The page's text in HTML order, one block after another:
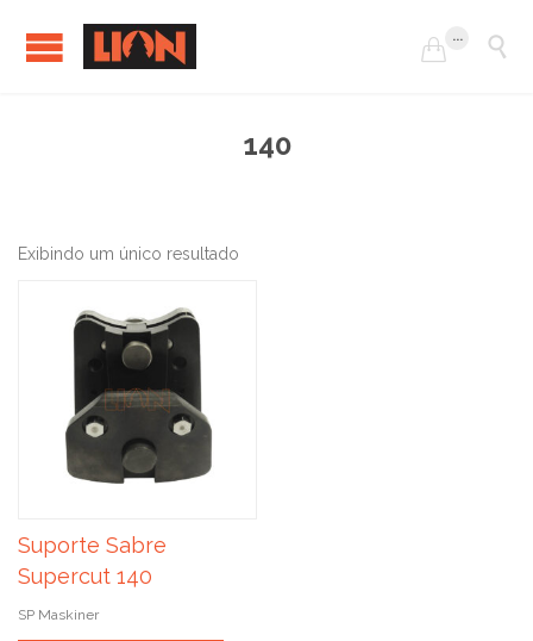

... 
140
Exibindo um único resultado
Suporte Sabre
Supercut 140
SP Maskiner